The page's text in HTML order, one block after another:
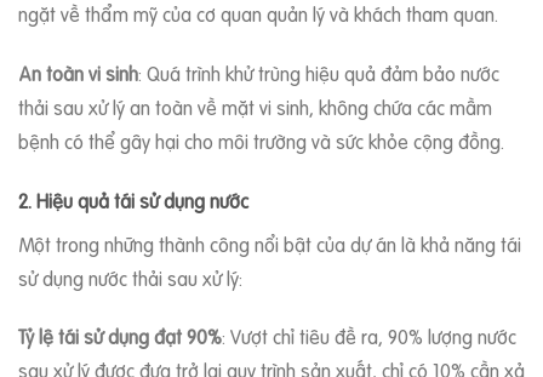
ngặt về thẩm mỹ của cơ quan quản lý và khách tham quan.
An toàn vi sinh: Quá trình khử trùng hiệu quả đảm bảo nước
thải sau xử lý an toàn về mặt vi sinh, không chứa các mầm
bệnh có thể gây hại cho môi trường và sức khỏe cộng đồng.
2. Hiệu quả tái sử dụng nước
Một trong những thành công nổi bật của dự án là khả năng tái
sử dụng nước thải sau xử lý:
Tỷ lệ tái sử dụng đạt 90%: Vượt chỉ tiêu đề ra, 90% lượng nước
sau xử lý được đưa trở lại quy trình sản xuất, chỉ có 10% cần xả